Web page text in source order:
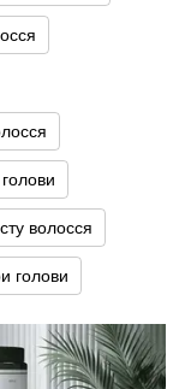
волосся
голови